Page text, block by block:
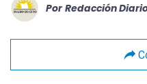
Por Redacción